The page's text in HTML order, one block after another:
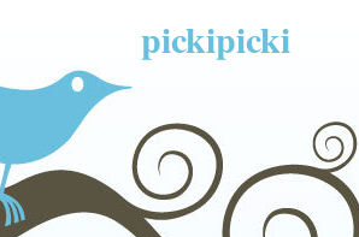
pickipicki